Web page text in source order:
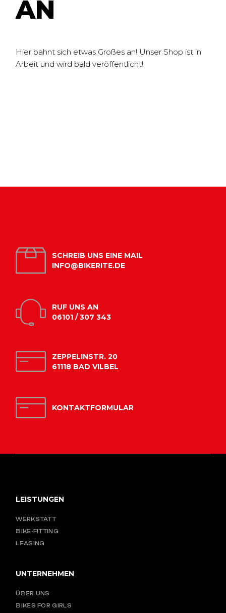
N
Hier bahnt sich etwas Großes an! Unser Shop ist in
Arbeit und wird bald veröffentlicht!
SCHREIB UNS EINE MAIL
INFO@BIKERITE.DE
RUF UNS AN
06101 / 307 343
ZEPPELINSTR. 20
61118 BAD VILBEL
KONTAKTFORMULAR
LEISTUNGEN
WERKSTATT
BIKE-FITTING
LEASING
UNTERNEHMEN
ÜBER UNS
BIKES FOR GIRLS